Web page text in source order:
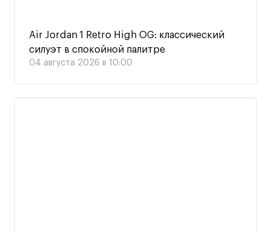
Air Jordan 1 Retro High OG: классический
силуэт в спокойной палитре
04 августа 2026 в 10:00